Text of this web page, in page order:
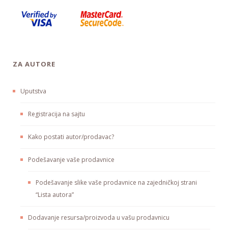
ZA AUTORE
Uputstva
Registracija na sajtu
Kako postati autor/prodavac?
Podešavanje vaše prodavnice
Podešavanje slike vaše prodavnice na zajedničkoj strani
“Lista autora”
Dodavanje resursa/proizvoda u vašu prodavnicu